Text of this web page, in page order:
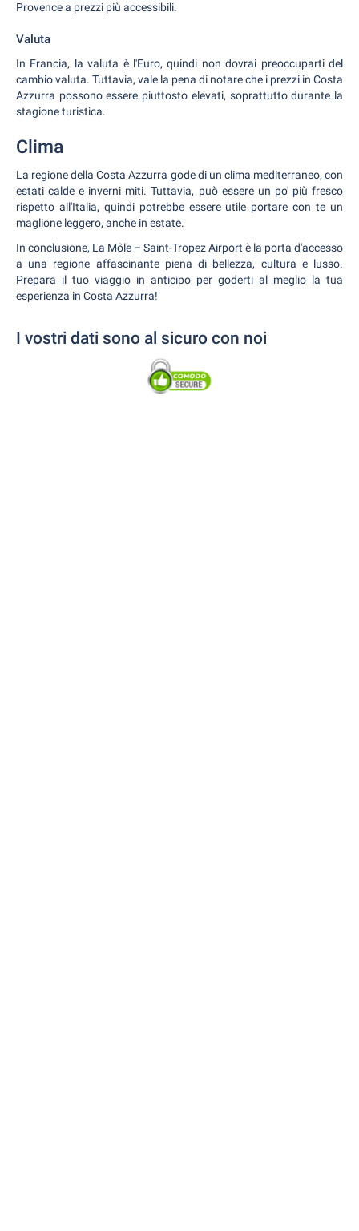
Provence a prezzi più accessibili.
Valuta
In Francia, la valuta è l'Euro, quindi non dovrai preoccuparti del
cambio valuta. Tuttavia, vale la pena di notare che i prezzi in Costa
Azzurra possono essere piuttosto elevati, soprattutto durante la
stagione turistica.
Clima
La regione della Costa Azzurra gode di un clima mediterraneo, con
estati calde e inverni miti. Tuttavia, può essere un po' più fresco
rispetto all'Italia, quindi potrebbe essere utile portare con te un
maglione leggero, anche in estate.
In conclusione, La Môle – Saint-Tropez Airport è la porta d'accesso
a una regione affascinante piena di bellezza, cultura e lusso.
Prepara il tuo viaggio in anticipo per goderti al meglio la tua
esperienza in Costa Azzurra!
I vostri dati sono al sicuro con noi